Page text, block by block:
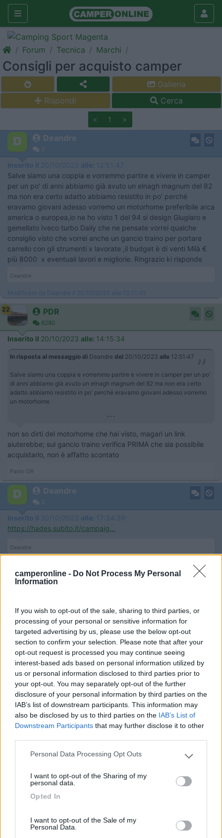
camperonline - Do Not Process My Personal
Information
If you wish to opt-out of the sale, sharing to third parties, or
processing of your personal or sensitive information for
targeted advertising by us, please use the below opt-out
section to confirm your selection. Please note that after your
opt-out request is processed you may continue seeing
interest-based ads based on personal information utilized by
us or personal information disclosed to third parties prior to
your opt-out. You may separately opt-out of the further
disclosure of your personal information by third parties on the
IAB’s list of downstream participants. This information may
also be disclosed by us to third parties on the IAB’s List of
Downstream Participants that may further disclose it to other
Please note that this website/app uses one or more Google
not limited to your visit or usage behaviour. You may click to
grant or deny consent to Google and its third-party tags to
use your data for below specified purposes in below Google
Personal Data Processing Opt Outs
I want to opt-out of the Sharing of my
personal data.
Opted In
I want to opt-out of the Sale of my
Personal Data.
Forum Tecnica Marchi
Consigli per acquisto camper
Galleria
Rispondi
Cerca
< 1 >
Deandre
3
Inserito il 20/10/2023 alle: 12:51:47
Salve siamo una coppia e vorremmo partire e vivere in camper
per un po' di anni abbiamo già avuto un elnagh magnum del 82
ma non era certo adatto abbiamo resistito in po' perché
eravamo giovani adesso vorremo un motorhome preferibile arca
america o europea,io ne ho visto 1 del 94 si design Giugiaro e
gemellato Iveco turbo Daily che ne pensate vorrei qualche
consiglio visto che vorrei anche un gancio traino per portare
carrello con gli strumenti x lavorate ,il budget è di venti Milà €
più 8000 x eventuali lavori e migliorie. Ringrazio ki risponde
Deandre
Modificato da Deandre il 20/10/2023 alle 13:11:45
22 PDR
6280
Inserito il 20/10/2023 alle: 14:15:34
In risposta al messaggio di Deandre del 20/10/2023 alle 12:51:47
Salve siamo una coppia e vorremmo partire e vivere in camper per un po'
di anni abbiamo già avuto un elnagh magnum del 82 ma non era certo
adatto abbiamo resistito in po' perché eravamo giovani adesso vorremo
un motorhome
...
non so dirti del motorhome che hai visto, magari un link
aiuterebbe; sul gancio traino verifica PRIMA che sia possibile
acquistarlo, non è affatto scontato
Paolo DR
Deandre
3
Inserito il 20/10/2023 alle: 17:34:39
https://hades.subito.it/campaig...
Deandre
Deandre
3
In risposta al messaggio di PDRdel20/10/2023alle14:15:34
non so dirti del motorhome che hai visto, magari un link aiuterebbe; sul
gancio traino verifica PRIMA che sia possibile acquistarlo, non è affatto
scontato
https://www.subito.it/caravan-e...
Deandre
ezio55
In risposta al messaggio diDeandredel20/10/2023 12:51:47
Salve siamo una coppia e vorremmo partire e vivere in camper per un po'
di anni abbiamo già avuto un elnagh magnum del 82 ma non era certo
un motorhome
20.000 euro sono veramente pochi..., soprattutto se vuoi